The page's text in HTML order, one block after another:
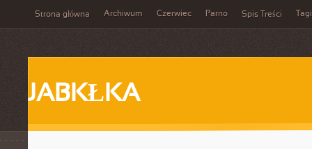
Strona główna Archiwum Czerwiec Parno Spis Treści Tagi
JABKŁKA